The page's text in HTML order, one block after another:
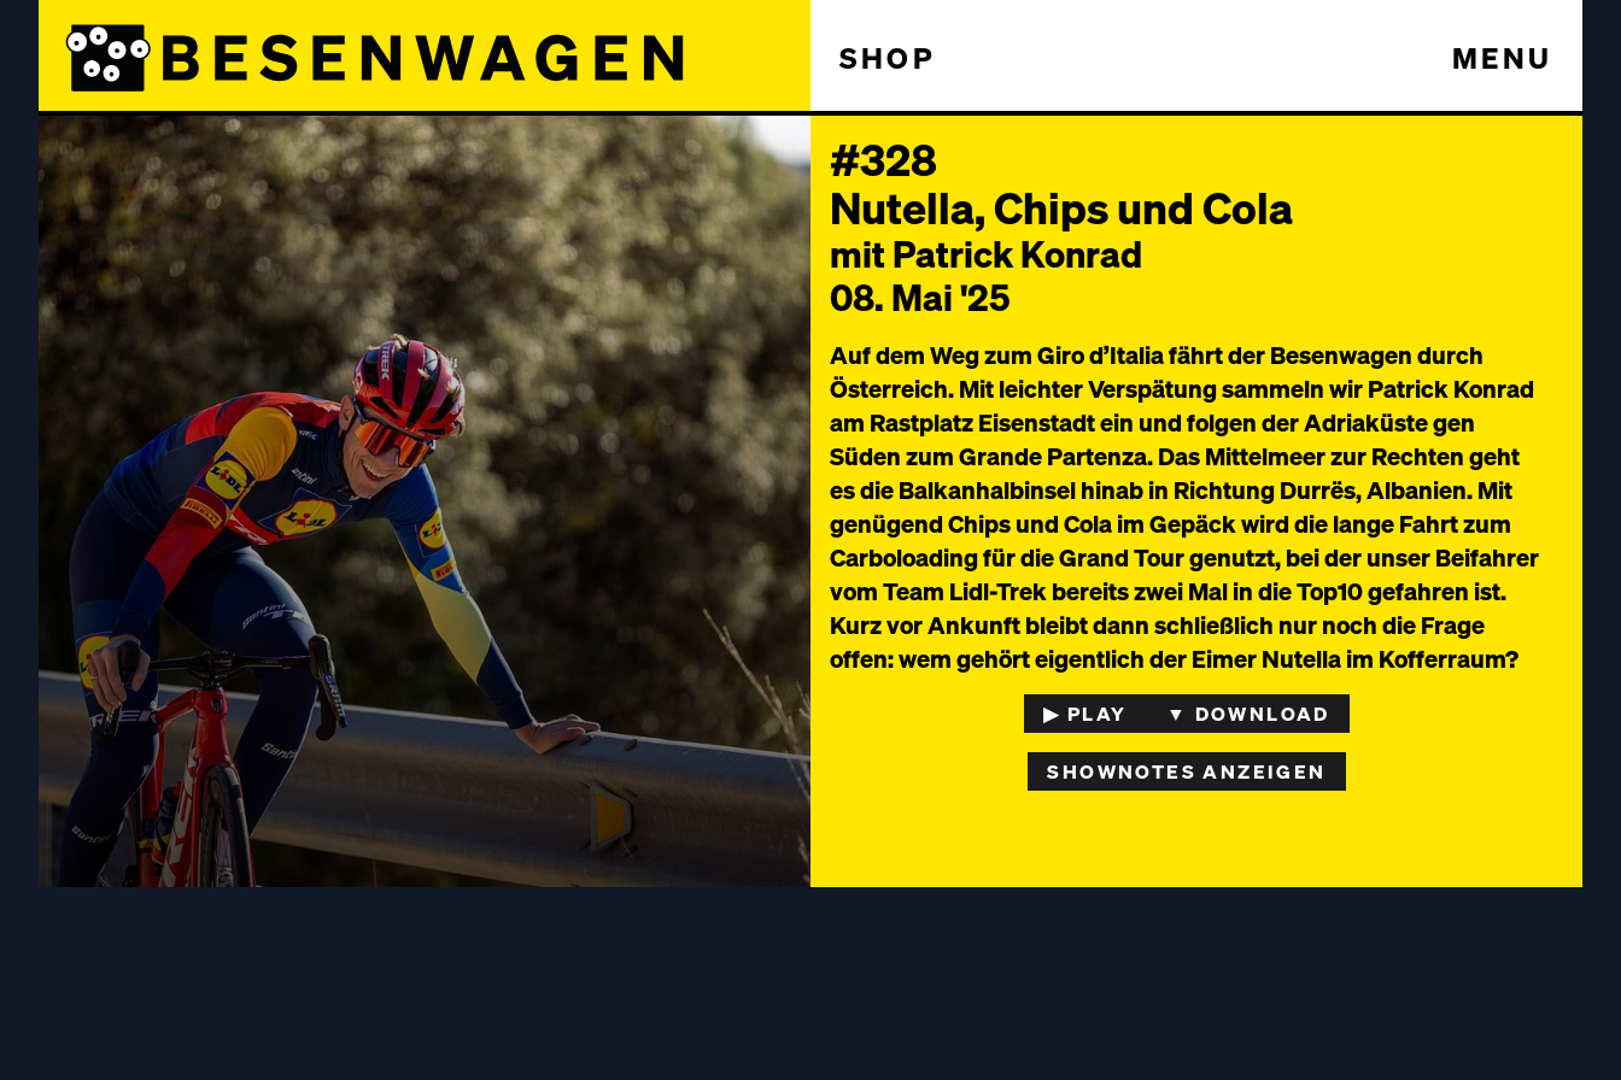
SHOP MENU
#328
Nutella, Chips und Cola
mit Patrick Konrad
08. Mai '25
Auf dem Weg zum Giro d’Italia fährt der Besenwagen durch
Österreich. Mit leichter Verspätung sammeln wir Patrick Konrad
am Rastplatz Eisenstadt ein und folgen der Adriaküste gen
Süden zum Grande Partenza. Das Mittelmeer zur Rechten geht
es die Balkanhalbinsel hinab in Richtung Durrës, Albanien. Mit
genügend Chips und Cola im Gepäck wird die lange Fahrt zum
Carboloading für die Grand Tour genutzt, bei der unser Beifahrer
vom Team Lidl-Trek bereits zwei Mal in die Top10 gefahren ist.
Kurz vor Ankunft bleibt dann schließlich nur noch die Frage
offen: wem gehört eigentlich der Eimer Nutella im Kofferraum?
▶︎ PLAY ▼ DOWNLOAD
SHOWNOTES ANZEIGEN